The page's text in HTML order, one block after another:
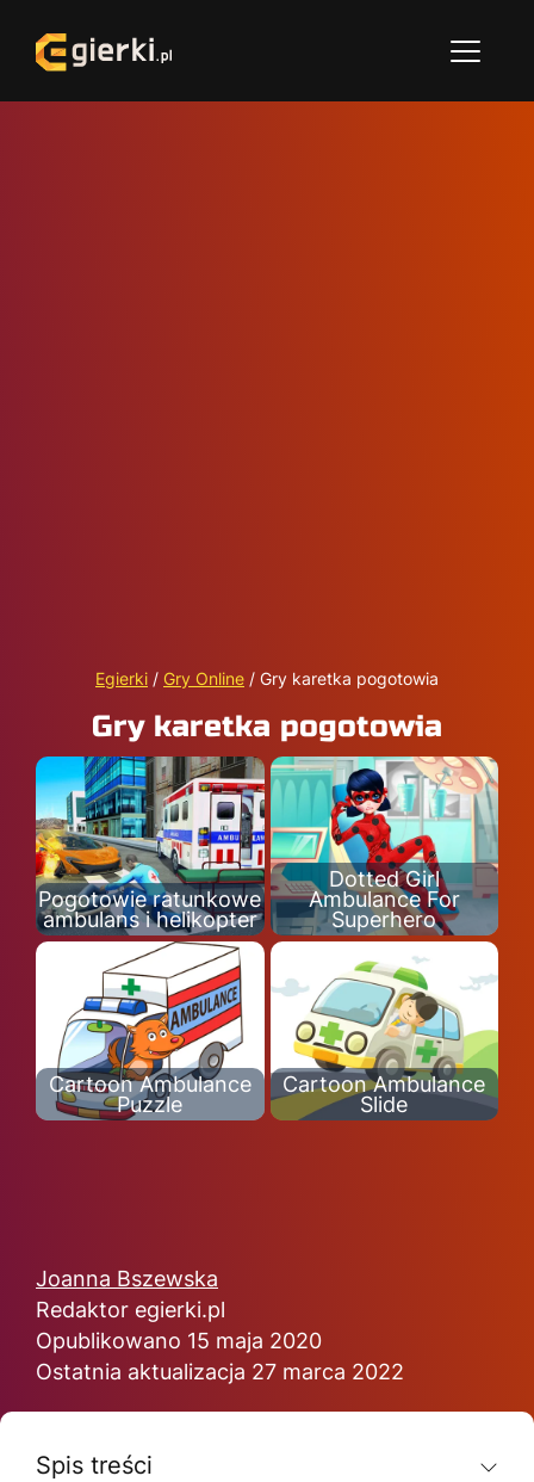
Egierki / Gry Online / Gry karetka pogotowia
Gry karetka pogotowia
Pogotowie ratunkowe
ambulans i helikopter
Dotted Girl
Ambulance For
Superhero
Cartoon Ambulance
Puzzle
Cartoon Ambulance
Slide
Joanna Bszewska
Redaktor egierki.pl
Opublikowano 15 maja 2020
Ostatnia aktualizacja 27 marca 2022
Spis treści